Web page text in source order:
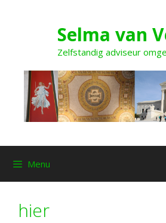
Selma van
Zelfstandig adviseur
Menu
hier